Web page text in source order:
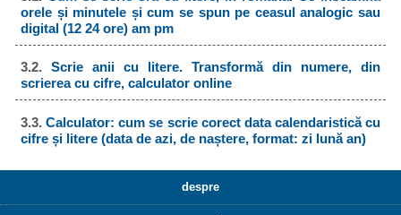
orele și minutele și cum se spun pe ceasul analogic sau
digital (12 24 ore) am pm
3.2.Scrie anii cu litere. Transformă din numere, din
scrierea cu cifre, calculator online
3.3.Calculator: cum se scrie corect data calendaristică cu
cifre și litere (data de azi, de naștere, format: zi lună an)
despre